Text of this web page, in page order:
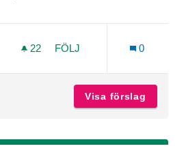
22 22 FÖLJARE
FÖLJ
0
Visa förslag